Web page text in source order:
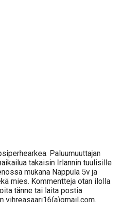
Paluumuuttajan
takaisin Irlannin tuulisille
mukana Nappula 5v ja
mies. Kommentteja otan ilolla
tänne tai laita postia
vihreasaari16(a)gmail.com.